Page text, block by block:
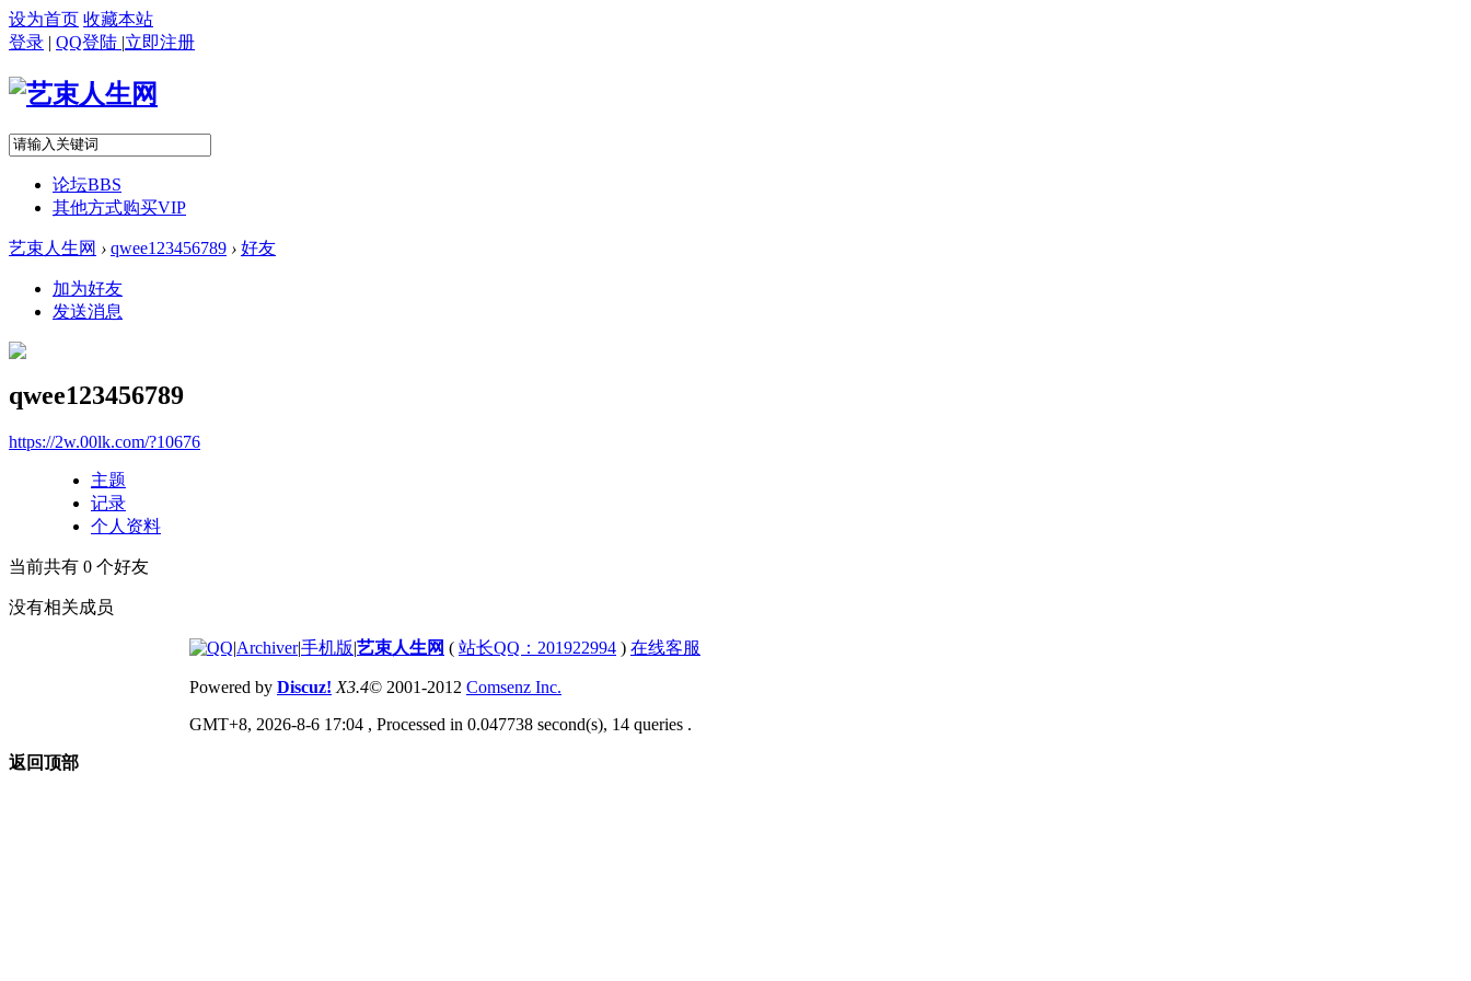
设为首页 收藏本站
登录 | QQ登陆 |立即注册
论坛BBS
其他方式购买VIP
艺束人生网 › qwee123456789 › 好友
加为好友
发送消息
qwee123456789
https://2w.00lk.com/?10676
主题
记录
个人资料
当前共有 0 个好友
没有相关成员
|Archiver|手机版|艺束人生网 ( 站长QQ：201922994 ) 在线客服
Powered by Discuz! X3.4© 2001-2012 Comsenz Inc.
GMT+8, 2026-8-6 17:04 , Processed in 0.047738 second(s), 14 queries .
返回顶部